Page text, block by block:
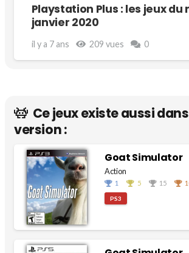
Playstation Plus : les jeux du
janvier 2020
il y a 7 ans 209 vues 0
Ce jeux existe aussi
version :
Goat Simulator
Action
1 5 15
PS3